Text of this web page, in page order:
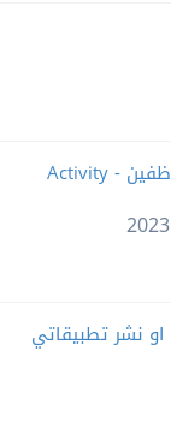
رسم مخطط نشاط لنظام ترقية ونقل الموظفين - Activity
نشر تطبيقاتي